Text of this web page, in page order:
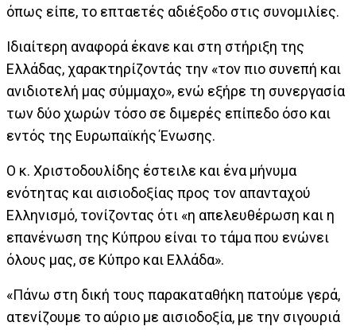
όπως είπε, το επταετές αδιέξοδο στις συνομιλίες.
Ιδιαίτερη αναφορά έκανε και στη στήριξη της
Ελλάδας, χαρακτηρίζοντάς την «τον πιο συνεπή και
ανιδιοτελή μας σύμμαχο», ενώ εξήρε τη συνεργασία
των δύο χωρών τόσο σε διμερές επίπεδο όσο και
εντός της Ευρωπαϊκής Ένωσης.
Ο κ. Χριστοδουλίδης έστειλε και ένα μήνυμα
ενότητας και αισιοδοξίας προς τον απανταχού
Ελληνισμό, τονίζοντας ότι «η απελευθέρωση και η
επανένωση της Κύπρου είναι το τάμα που ενώνει
όλους μας, σε Κύπρο και Ελλάδα».
«Πάνω στη δική τους παρακαταθήκη πατούμε γερά,
ατενίζουμε το αύριο με αισιοδοξία, με την σιγουριά